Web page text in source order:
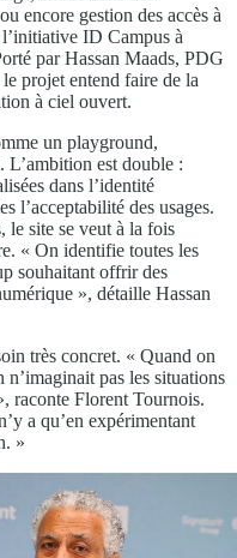
encore gestion des accès à
l’initiative ID Campus à
par Hassan Maads, PDG
projet entend faire de la
à ciel ouvert.
un playground,
est double :
dans l’identité
l’acceptabilité des usages.
le site se veut à la fois
« On identifie toutes les
souhaitant offrir des
», détaille Hassan
très concret. « Quand on
pas les situations
raconte Florent Tournois.
a qu’en expérimentant
»